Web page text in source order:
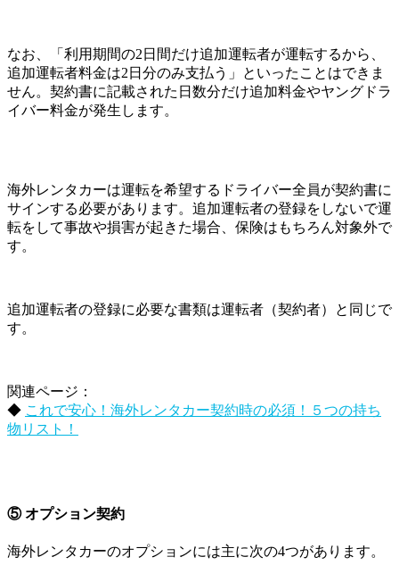
なお、「利用期間の2日間だけ追加運転者が運転するから、
追加運転者料金は2日分のみ支払う」といったことはできま
せん。契約書に記載された日数分だけ追加料金やヤングドラ
イバー料金が発生します。
海外レンタカーは運転を希望するドライバー全員が契約書に
サインする必要があります。追加運転者の登録をしないで運
転をして事故や損害が起きた場合、保険はもちろん対象外で
す。
追加運転者の登録に必要な書類は運転者（契約者）と同じで
す。
関連ページ：
◆ これで安心！海外レンタカー契約時の必須！５つの持ち
物リスト！
⑤ オプション契約
海外レンタカーのオプションには主に次の4つがあります。